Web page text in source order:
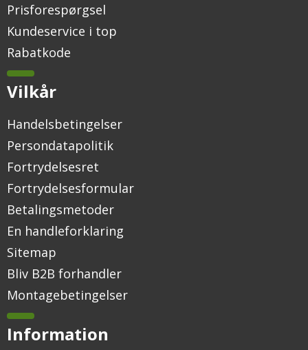
Prisforespørgsel
Kundeservice i top
Rabatkode
Vilkår
Handelsbetingelser
Persondatapolitik
Fortrydelsesret
Fortrydelsesformular
Betalingsmetoder
En handleforklaring
Sitemap
Bliv B2B forhandler
Montagebetingelser
Information